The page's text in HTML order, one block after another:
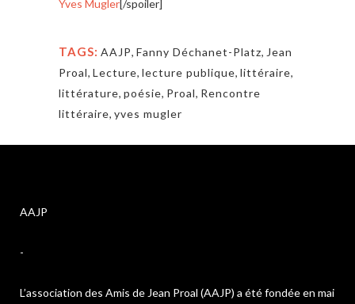
Yves Mugler[/spoiler]
TAGS: AAJP, Fanny Déchanet-Platz, Jean
Proal, Lecture, lecture publique, littéraire,
littérature, poésie, Proal, Rencontre
littéraire, yves mugler
AAJP
-
L’association des Amis de Jean Proal (AAJP) a été fondée en mai